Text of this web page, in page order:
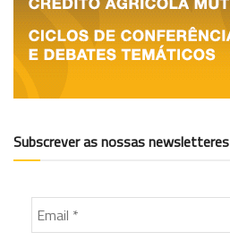
Subscrever as nossas newsletteres